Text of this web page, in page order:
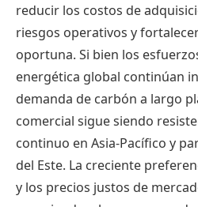
reducir los costos de
riesgos operativos y
oportuna. Si bien los
energética global continúan
demanda de carbón a largo
comercial sigue siendo
continuo en Asia-Pacífico y
del Este. La creciente
y los precios justos de